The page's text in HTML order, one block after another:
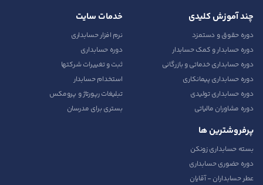
چند آموزش کلیدی
دوره حقوق و دستمزد
دوره حسابدار و کمک حسابدار
دوره حسابداری خدماتی و بازرگانی
دوره حسابداری پیمانکاری
دوره حسابداری تولیدی
دوره مشاوران مالیاتی
خدمات سایت
نرم افزار حسابداری
دوره حسابداری
ثبت و تغییرات شرکتها
استخدام حسابدار
تبلیغات رپورتاژ و پرومکس
بستری برای مدرسان
پرفروشترین ها
بسته حسابداری زونکن
دوره حضوری حسابداری
عطر حسابداران - آقایان